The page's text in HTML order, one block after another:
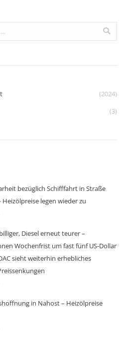
(2024)
(3)
bezüglich Schifffahrt in Straße
legen wieder zu
Diesel erneut teurer –
Wochenfrist um fast fünf US-Dollar
sieht weiterhin erhebliches
in Nahost – Heizölpreise